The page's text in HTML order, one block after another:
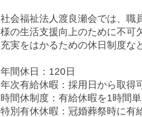
社会福祉法人渡良瀬会では、職
様の生活支援向上のために不可
充実をはかるための休日制度な
年間休日：120日
年次有給休暇：採用日から取得
時間休制度：有給休暇を1時間
特別有休休暇：冠婚葬祭時に有